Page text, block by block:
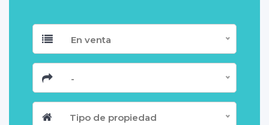
En venta
-
Tipo de propiedad